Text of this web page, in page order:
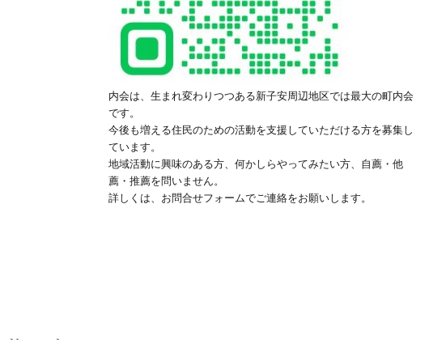
内会は、生まれ変わりつつある新子安周辺地区では最大の町内会
です。
今後も増える住民のための活動を支援していただける方を募集し
ています。
地域活動に興味のある方、何かしらやってみたい方、自薦・他
薦・推薦を問いません。
詳しくは、お問合せフォームでご連絡をお願いします。